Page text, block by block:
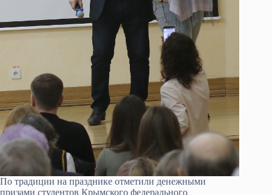
По традиции на празднике отметили денежными
призами студентов Крымского федерального